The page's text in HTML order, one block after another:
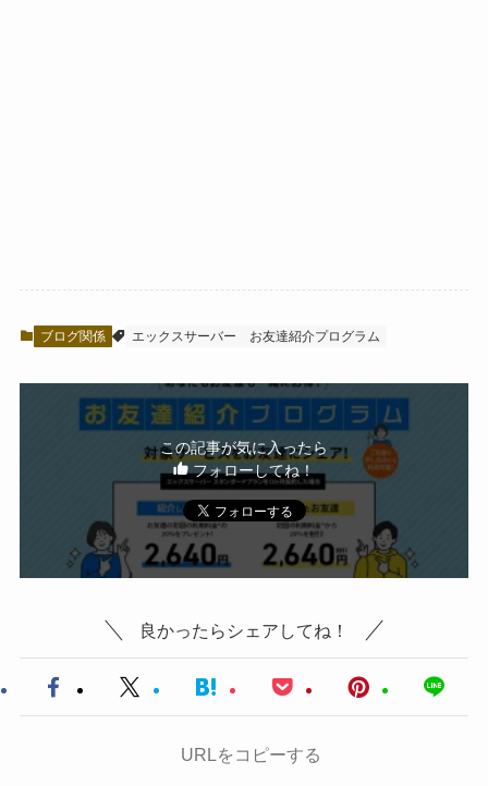
ブログ関係 エックスサーバー お友達紹介プログラム
この記事が気に入ったら
フォローしてね！
良かったらシェアしてね！
URLをコピーする